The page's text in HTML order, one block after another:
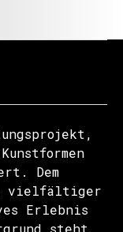
Dem
vielfältiger
Erlebnis
steht